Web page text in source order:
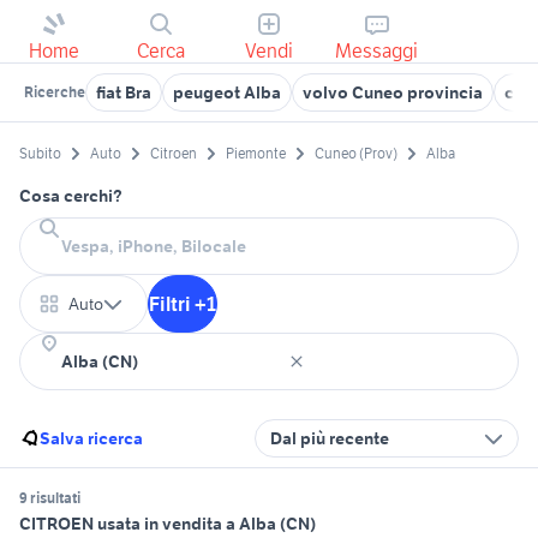
Home Cerca Vendi Messaggi
Ricerche fiat Bra peugeot Alba volvo Cuneo provincia
Subito Auto Citroen Piemonte Cuneo (Prov) Alba
Cosa cerchi?
Auto Filtri +1
Salva ricerca Dal più recente
9 risultati
CITROEN usata in vendita a Alba (CN)